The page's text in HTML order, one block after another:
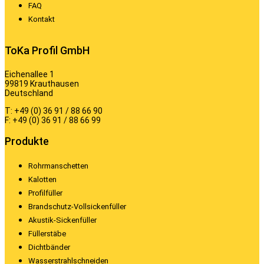
FAQ
Kontakt
ToKa Profil GmbH
Eichenallee 1
99819 Krauthausen
Deutschland
T: +49 (0) 36 91 / 88 66 90
F: +49 (0) 36 91 / 88 66 99
Produkte
Rohrmanschetten
Kalotten
Profilfüller
Brandschutz-Vollsickenfüller
Akustik-Sickenfüller
Füllerstäbe
Dichtbänder
Wasserstrahlschneiden